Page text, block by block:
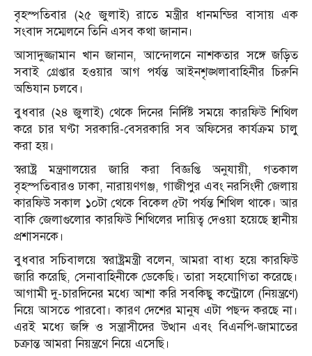
বৃহস্পতিবার (২৫ জুলাই) রাতে মন্ত্রীর ধানমন্ডির বাসায় এক
সংবাদ সম্মেলনে তিনি এসব কথা জানান।
আসাদুজ্জামান খান জানান, আন্দোলনে নাশকতার সঙ্গে জড়িত
সবাই গ্রেপ্তার হওয়ার আগ পর্যন্ত আইনশৃঙ্খলাবাহিনীর চিরুনি
অভিযান চলবে।
বুধবার (২৪ জুলাই) থেকে দিনের নির্দিষ্ট সময়ে কারফিউ শিথিল
করে চার ঘণ্টা সরকারি-বেসরকারি সব অফিসের কার্যক্রম চালু
করা হয়।
স্বরাষ্ট্র মন্ত্রণালয়ের জারি করা বিজ্ঞপ্তি অনুযায়ী, গতকাল
বৃহস্পতিবারও ঢাকা, নারায়ণগঞ্জ, গাজীপুর এবং নরসিংদী জেলায়
কারফিউ সকাল ১০টা থেকে বিকেল ৫টা পর্যন্ত শিথিল থাকে। আর
বাকি জেলাগুলোর কারফিউ শিথিলের দায়িত্ব দেওয়া হয়েছে স্থানীয়
প্রশাসনকে।
বুধবার সচিবালয়ে স্বরাষ্ট্রমন্ত্রী বলেন, আমরা বাধ্য হয়ে কারফিউ
জারি করেছি, সেনাবাহিনীকে ডেকেছি। তারা সহযোগিতা করেছে।
আগামী দু-চারদিনের মধ্যে আশা করি সবকিছু কন্ট্রোলে (নিয়ন্ত্রণে)
নিয়ে আসতে পারবো। কারণ দেশের মানুষ এটা পছন্দ করছে না।
এরই মধ্যে জঙ্গি ও সন্ত্রাসীদের উত্থান এবং বিএনপি-জামাতের
চক্রান্ত আমরা নিয়ন্ত্রণে নিয়ে এসেছি।